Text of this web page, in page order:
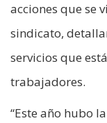
acciones que se
sindicato,
servicios que
trabajadores.
“Este año hubo